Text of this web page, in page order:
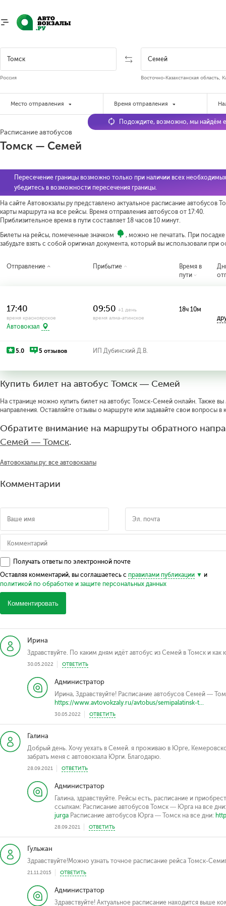
Россия Восточно-Казахстанская область,
Место отправления Время отправления
Расписание автобусов
Томск — Семей
Пересечение границы возможно только при наличии всех
убедитесь в возможности пересечения границы.
На сайте Автовокзалы.ру представлено актуальное расписание автобусов
карты маршрута на все рейсы. Время отправления автобусов от 17:40.
Приблизительное время в пути составляет 18 часов 10 минут.
Билеты на рейсы, помеченные значком
, можно не печатать. При
забудьте взять с собой оригинал документа, который вы использовали при
Подождите, возможно, мы найдём
Отправление Прибытие
Время в
пути
17:40
время красноярское
Автовокзал
09:50+1 день
время алма-атинское
18ч 10м
5.0 5 отзывов ИП Дубинский Д.В.
Купить билет на автобус Томск — Семей
На странице можно купить билет на автобус Томск-Семей онлайн. Также
направления. Оставляйте отзывы о маршруте или задавайте свои вопросы в
Обратите внимание на маршруты обратного
Семей — Томск.
Автовокзалы.ру: все автовокзалы
Комментарии
Получать ответы по электронной почте
Оставляя комментарий, вы соглашаетесь с правилами публикации
и
политикой по обработке и защите персональных данных
Комментировать
Ирина
Здравствуйте. По каким дням идёт автобус из Семей в Томск и как
30.05.2022 ОТВЕТИТЬ
Администратор
Ирина, Здравствуйте! Расписание автобусов Семей —
https://www.avtovokzaly.ru/avtobus/semipalatinsk-t...
30.05.2022 ОТВЕТИТЬ
Галина
Добрый день. Хочу уехать в Семей. я проживаю в Юрге,
забрать меня с автовокзала Юрги. Благодарю.
28.09.2021 ОТВЕТИТЬ
Администратор
Галина, здравствуйте. Рейсы есть, расписание и
ссылкам: Расписание автобусов Томск — Юрга на все
jurga Расписание автобусов Юрга — Томск на все дни:
28.09.2021 ОТВЕТИТЬ
Гульжан
Здравствуйте!Можно узнать точное расписание рейса Томск-
21.11.2015 ОТВЕТИТЬ
Администратор
Здравствуйте! Актуальное расписание находится выше